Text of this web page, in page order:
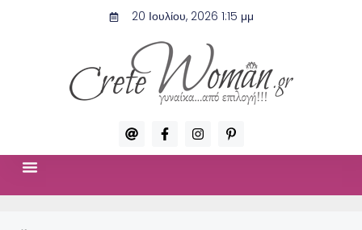
20 Ιουλίου, 2026 1:15 μμ
A
t
F
a
c
I
n
s
P
i
n